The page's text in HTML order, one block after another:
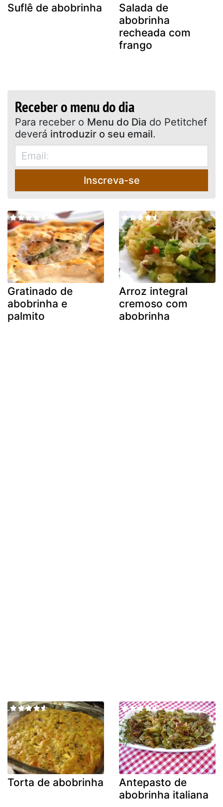
Suflê de abobrinha
Salada de
abobrinha
recheada com
frango
Receber o menu do dia
Para receber o Menu do Dia do Petitchef
deverá introduzir o seu email.
Inscreva-se
Gratinado de
abobrinha e
palmito
Arroz integral
cremoso com
abobrinha
Torta de abobrinha
Antepasto de
abobrinha italiana